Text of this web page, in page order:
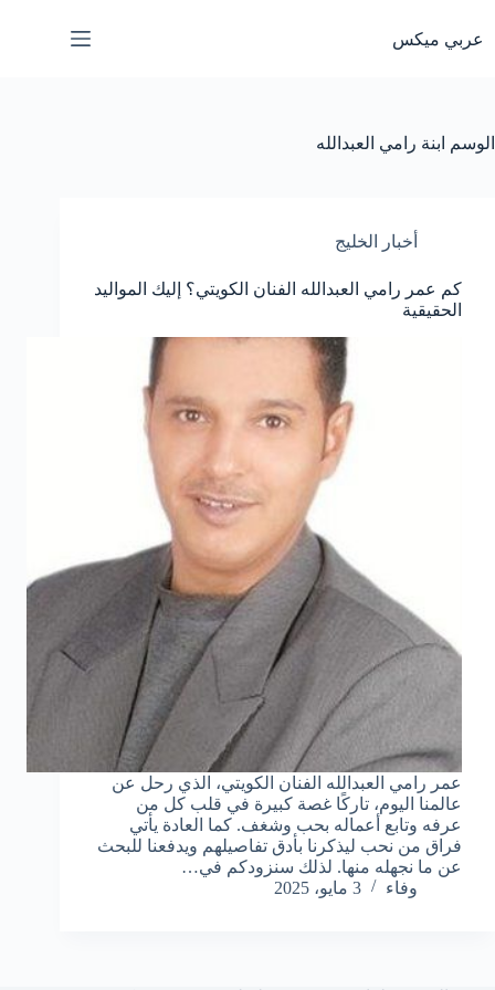
المحتوى
عربي ميكس
الوسم ابنة رامي العبدالله
أخبار الخليج
كم عمر رامي العبدالله الفنان الكويتي؟ إليك المواليد
الحقيقية
عمر رامي العبدالله الفنان الكويتي، الذي رحل عن
عالمنا اليوم، تاركًا غصة كبيرة في قلب كل من
عرفه وتابع أعماله بحب وشغف. كما العادة يأتي
فراق من نحب ليذكرنا بأدق تفاصيلهم ويدفعنا للبحث
عن ما نجهله منها. لذلك سنزودكم في…
وفاء
3 مايو، 2025